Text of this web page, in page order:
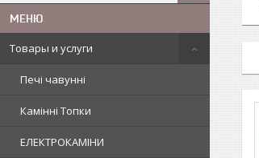
Товары и услуги
Печі чавунні
Камінні Топки
ЕЛЕКТРОКАМІНИ